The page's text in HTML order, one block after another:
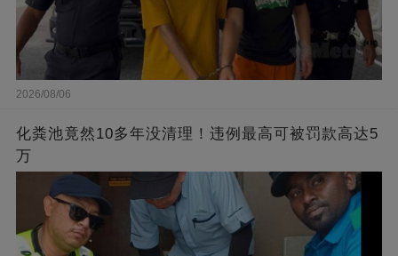
2026/08/06
化粪池竟然10多年没清理！违例最高可被罚款高达5
万